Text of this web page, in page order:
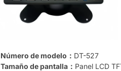
Número de modelo： DT-527
Tamaño de pantalla： Panel LCD